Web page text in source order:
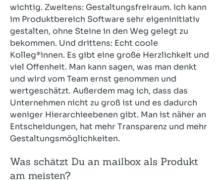
wichtig. Zweitens: Gestaltungsfreiraum. Ich kann
im Produktbereich Software sehr eigeninitiativ
gestalten, ohne Steine in den Weg gelegt zu
bekommen. Und drittens: Echt coole
Kolleg*innen. Es gibt eine große Herzlichkeit und
viel Offenheit. Man kann sagen, was man denkt
und wird vom Team ernst genommen und
wertgeschätzt. Außerdem mag ich, dass das
Unternehmen nicht zu groß ist und es dadurch
weniger Hierarchieebenen gibt. Man ist näher an
Entscheidungen, hat mehr Transparenz und mehr
Gestaltungsmöglichkeiten.
Was schätzt Du an mailbox als Produkt
am meisten?